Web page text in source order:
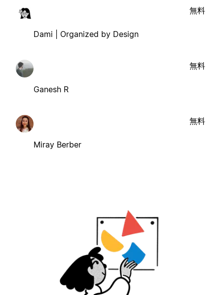
Dami | Organized by Design
無料
Ganesh R
無料
Miray Berber
無料